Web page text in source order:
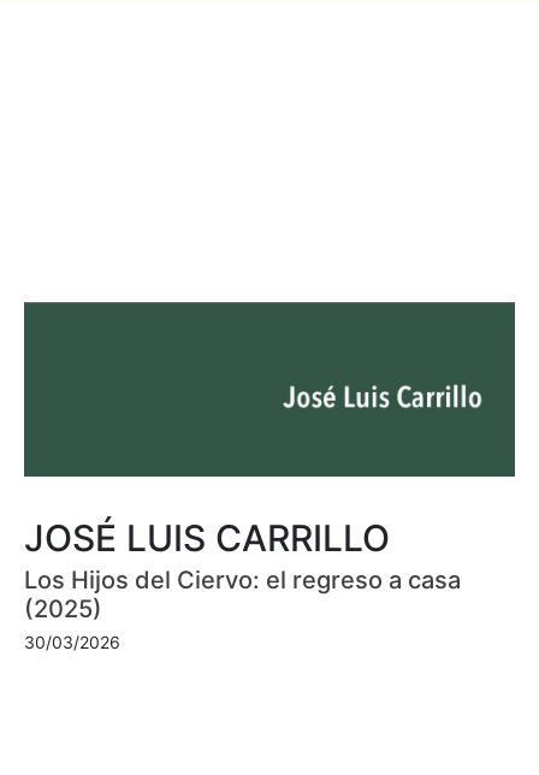
JOSÉ LUIS CARRILLO
Los Hijos del Ciervo: el regreso a casa
(2025)
30/03/2026